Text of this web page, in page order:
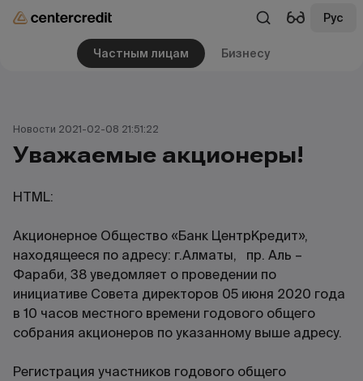
Рус
Частным лицам Бизнесу
Новости 2021-02-08 21:51:22
Уважаемые акционеры!
HTML:
Акционерное Общество «Банк ЦентрКредит»,
находящееся по адресу: г.Алматы, пр. Аль –
Фараби, 38 уведомляет о проведении по
инициативе Совета директоров 05 июня 2020 года
в 10 часов местного времени годового общего
собрания акционеров по указанному выше адресу.
Регистрация участников годового общего